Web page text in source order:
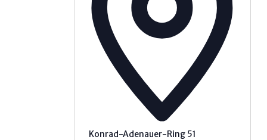
Konrad-Adenauer-Ring 51